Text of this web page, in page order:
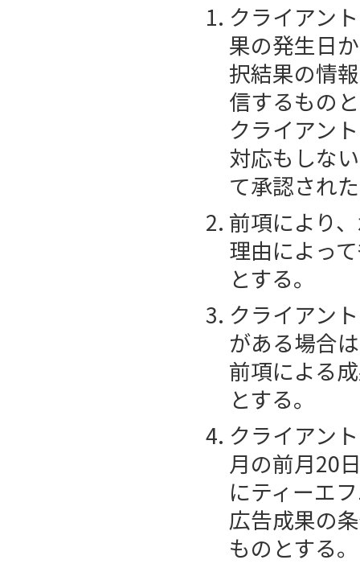
クライアン
果の発生日
択結果の情
信するもの
クライアン
対応もしな
て承認され
前項により
理由によっ
とする。
クライアン
がある場合
前項による
とする。
クライアン
月の前月20
にティーエ
広告成果の
ものとする。